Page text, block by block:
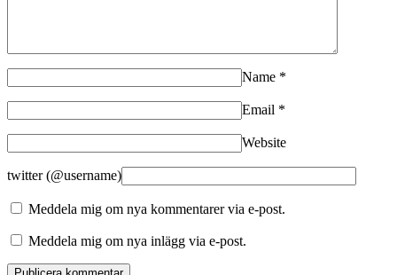
Name *
Email *
Website
twitter (@username)
Meddela mig om nya kommentarer via e-post.
Meddela mig om nya inlägg via e-post.